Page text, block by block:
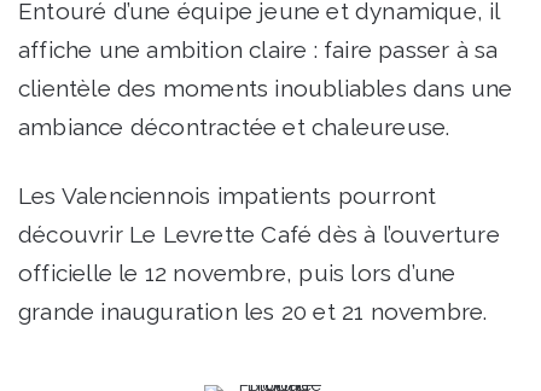
Entouré d’une équipe jeune et dynamique, il
affiche une ambition claire : faire passer à sa
clientèle des moments inoubliables dans une
ambiance décontractée et chaleureuse.
Les Valenciennois impatients pourront
découvrir Le Levrette Café dès à l’ouverture
officielle le 12 novembre, puis lors d’une
grande inauguration les 20 et 21 novembre.